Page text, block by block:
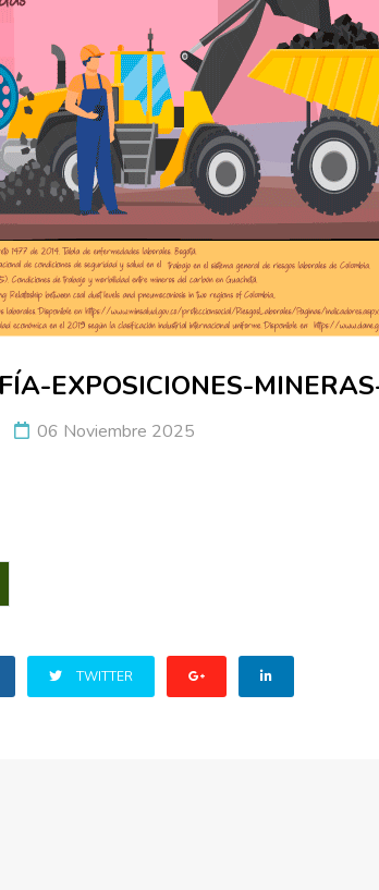
EXPOSICIONES-
06 Noviembre 2025
COMPARACIÓN DE MÉTODOS DE
TWITTER